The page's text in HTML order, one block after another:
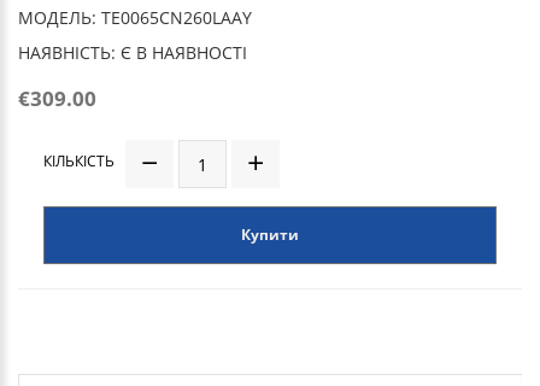
МОДЕЛЬ: TE0065CN260LAAY
НАЯВНІСТЬ: Є В НАЯВНОСТІ
€309.00
КІЛЬКІСТЬ
Купити